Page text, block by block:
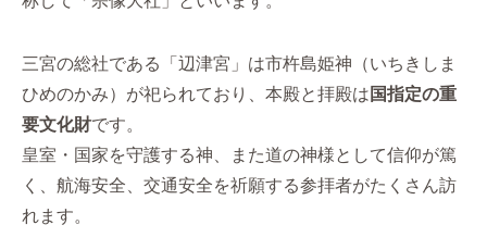
三宮の総社である「辺津宮」は市杵島姫神（いちきしま
ひめのかみ）が祀られており、本殿と拝殿は 国指定の重
要文化財です。
皇室・国家を守護する神、また道の神様として信仰が篤
く、航海安全、交通安全を祈願する参拝者がたくさん訪
れます。